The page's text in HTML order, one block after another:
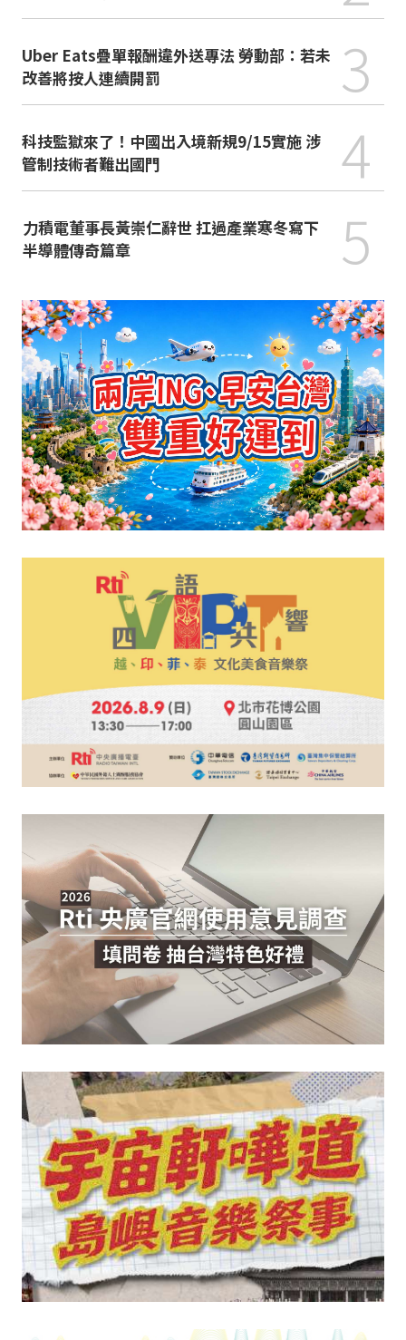
Uber Eats疊單報酬違外送專法 勞動部：若未
改善將按人連續開罰
3
科技監獄來了！中國出入境新規9/15實施 涉
管制技術者難出國門
4
力積電董事長黃崇仁辭世 扛過產業寒冬寫下
半導體傳奇篇章
5